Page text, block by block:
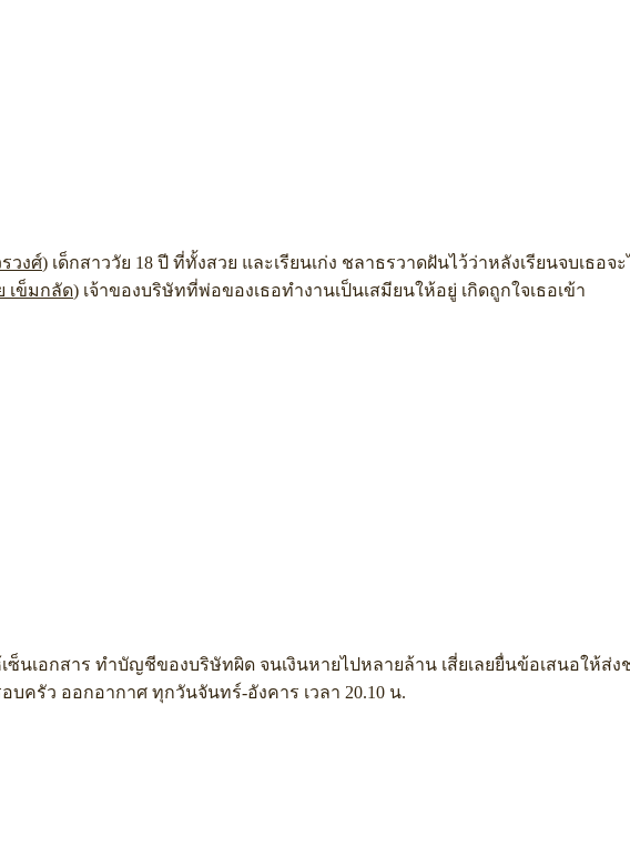
วงศ์) เด็กสาววัย 18 ปี ที่ทั้งสวย และเรียนเก่ง ชลาธรวาดฝันไว้ว่าหลังเรียนจบเธ
เข็มกลัด) เจ้าของบริษัทที่พ่อของเธอทำงานเป็นเสมียนให้อยู่ เกิดถูกใจเธอเข้า
ซ็นเอกสาร ทำบัญชีของบริษัทผิด จนเงินหายไปหลายล้าน เสี่ยเลยยื่นข้อเสนอให้
ครัว ออกอากาศ ทุกวันจันทร์-อังคาร เวลา 20.10 น.